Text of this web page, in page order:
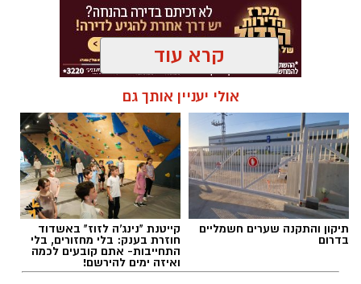
מועדון 'אינטראקט-יבנה' מורכב מבני-נוער הפועלים
למען הקהילה תחת הדרכת והכוונת מחלקת הנוער
- בהובלת ספיר ירקוני, 'רוטרי-יבנה' - בתיאום טל
מימרן. מהות המועדון היא פיתוח מנהיגות צעירה,
העצמה של בני הנוער ותרומה לקהילה בה הוא
פועל.
בית הספר לצרכים מיוחדים 'אופקים' ביבנה נפתח
בשנת הלימודים הנוכחית, בהנהלתדקלה
קרא עוד
אולי יעניין אותך גם
תיקון והתקנה שערים חשמליים
בדרום
קייטנת "נינג'ה לזוז" באשדוד
חוזרת בענק: בלי מחזורים, בלי
התחייבות- אתם קובעים לכמה
ואיזה ימים להירשם!